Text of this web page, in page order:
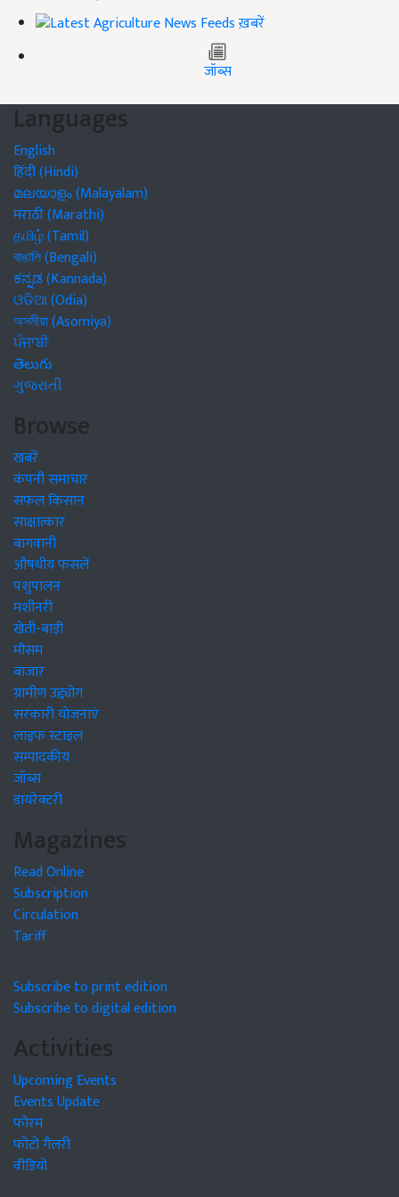
ख़बरें
जॉब्स
Languages
English
हिंदी (Hindi)
മലയാളം (Malayalam)
मराठी (Marathi)
தமிழ் (Tamil)
বাঙালি (Bengali)
ಕನ್ನಡ (Kannada)
ଓଡିଆ (Odia)
অসমীয়া (Asomiya)
ਪੰਜਾਬੀ
తెలుగు
ગુજરાતી
Browse
खबरें
कंपनी समाचार
सफल किसान
साक्षात्कार
बागवानी
औषधीय फसलें
पशुपालन
मशीनरी
खेती-बाड़ी
मौसम
बाजार
ग्रामीण उद्द्योग
सरकारी योजनाएं
लाइफ स्टाइल
सम्पादकीय
जॉब्स
डायरेक्टरी
Magazines
Read Online
Subscription
Circulation
Tariff
Subscribe to print edition
Subscribe to digital edition
Activities
Upcoming Events
Events Update
फोरम
फोटो गैलरी
वीडियो